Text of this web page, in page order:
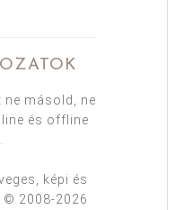
ne másold, ne
és offline
képi és
2008-2026